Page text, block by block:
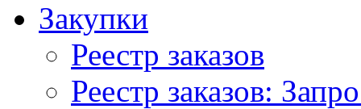
Закупки
Реестр заказов
Реестр заказов: